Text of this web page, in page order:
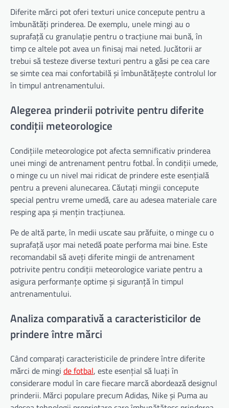
Diferite mărci pot oferi texturi unice concepute pentru a
îmbunătăți prinderea. De exemplu, unele mingi au o
suprafață cu granulație pentru o tracțiune mai bună, în
timp ce altele pot avea un finisaj mai neted. Jucătorii ar
trebui să testeze diverse texturi pentru a găsi pe cea care
se simte cea mai confortabilă și îmbunătățește controlul lor
în timpul antrenamentului.
Alegerea prinderii potrivite pentru diferite
condiții meteorologice
Condițiile meteorologice pot afecta semnificativ prinderea
unei mingi de antrenament pentru fotbal. În condiții umede,
o minge cu un nivel mai ridicat de prindere este esențială
pentru a preveni alunecarea. Căutați mingii concepute
special pentru vreme umedă, care au adesea materiale care
resping apa și mențin tracțiunea.
Pe de altă parte, în medii uscate sau prăfuite, o minge cu o
suprafață ușor mai netedă poate performa mai bine. Este
recomandabil să aveți diferite mingii de antrenament
potrivite pentru condiții meteorologice variate pentru a
asigura performanțe optime și siguranță în timpul
antrenamentului.
Analiza comparativă a caracteristicilor de
prindere între mărci
Când comparați caracteristicile de prindere între diferite
mărci de mingi de fotbal, este esențial să luați în
considerare modul în care fiecare marcă abordează designul
prinderii. Mărci populare precum Adidas, Nike și Puma au